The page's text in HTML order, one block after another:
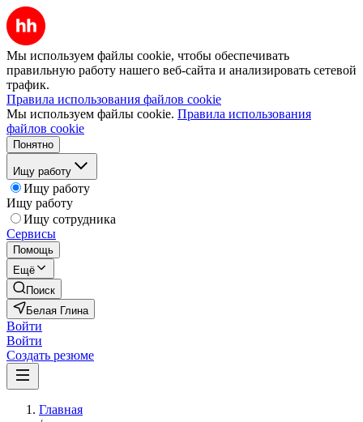
Мы используем файлы cookie, чтобы обеспечивать
правильную работу нашего веб-сайта и анализировать сетевой
трафик.
Правила использования файлов cookie
Мы используем файлы cookie. Правила использования
файлов cookie
Понятно
Ищу работу
Ищу работу
Ищу работу
Ищу сотрудника
Сервисы
Помощь
Ещё
Поиск
Белая Глина
Войти
Войти
Создать резюме
Главная